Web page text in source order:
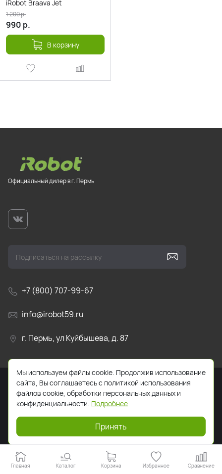
iRobot Braava Jet
990 р.
1 200р.
В корзину
Официальный дилер в г. Пермь
+7 (800) 707-99-67
info@irobot59.ru
г. Пермь, ул Куйбышева, д. 87
2026. Все права защищены. Указанная стоимость
товаров и условия их приобретения действительны по
состоянию на текущую дату.
Главная Каталог Корзина Избранное Сравнение
Мы используем файлы cookie. Продолжив использование
сайта, Вы соглашаетесь с политикой использования
файлов cookie, обработки персональных данных и
конфиденциальности. Подробнее
Принять